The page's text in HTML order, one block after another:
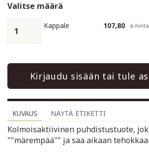
Valitse määrä
Kappale 107,80 à-
Kirjaudu sisään tai tule
KUVAUS NÄYTÄ ETIKETTI
Kolmoisaktiivinen puhdistustuote,
""märempää"" ja saa aikaan